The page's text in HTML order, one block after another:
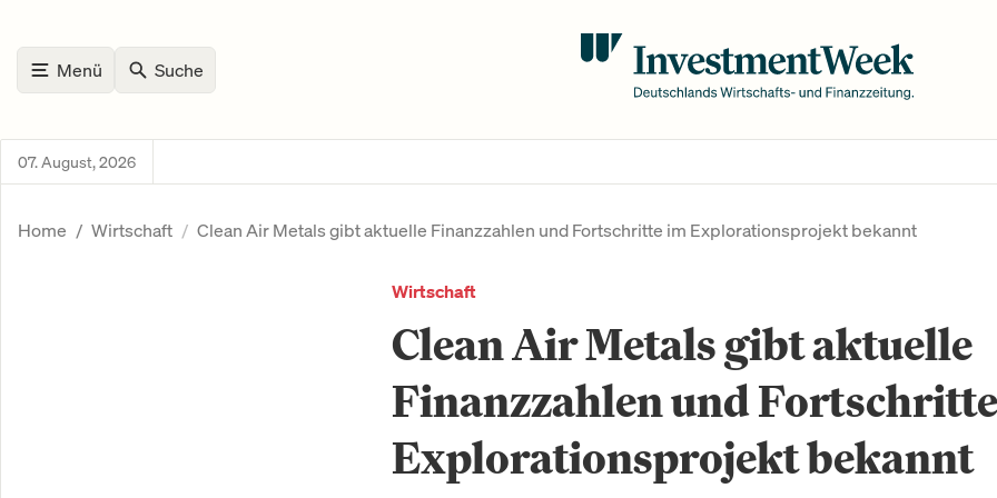
Menü Suche
07. August, 2026
Home Wirtschaft Clean Air Metals gibt aktuelle Finanzzahlen und Fortschritte im Explorationsprojekt bekannt
Wirtschaft
Clean Air Metals gibt aktuelle
Finanzzahlen und
Explorationsprojekt bekannt